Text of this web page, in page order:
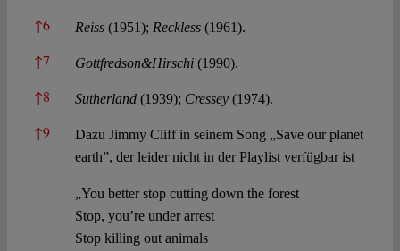
↑6 Reiss(1951); Reckless(1961).
↑7 Gottfredson&Hirschi(1990).
↑8 Sutherland(1939); Cressey(1974).
↑9
Dazu Jimmy Cliff in seinem Song „Save our planet
earth”, der leider nicht in der Playlist verfügbar ist
„You better stop cutting down the forest
Stop, you’re under arrest
Stop killing out animals